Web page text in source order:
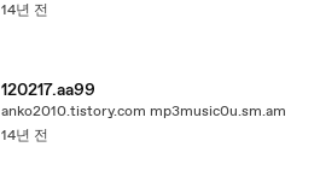
14년 전
120217.aa99
anko2010.tistory.com mp3music0u.sm.am
14년 전